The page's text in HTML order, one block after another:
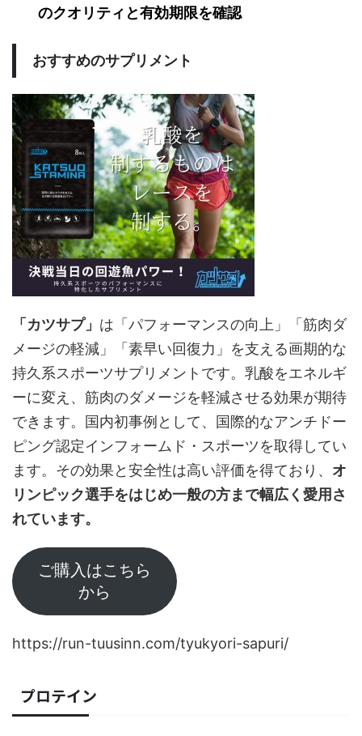
のクオリティと有効期限を確認
おすすめのサプリメント
「カツサプ」 は 「パフォーマンスの向上」「筋肉ダ
メージの軽減」「素早い回復力」を支える画期的な
持久系スポーツサプリメントです。 乳酸をエネルギ
ーに変え、筋肉のダメージを軽減させる効果が期待
できます。国内初事例として、国際的なアンチドー
ピング認定インフォームド・スポーツを取得してい
ます。その効果と安全性は高い評価を得ており、 オ
リンピック選手をはじめ一般の方まで幅広く愛用さ
れています。
ご購入はこちら
から
https://run-tuusinn.com/tyukyori-sapuri/
プロテイン